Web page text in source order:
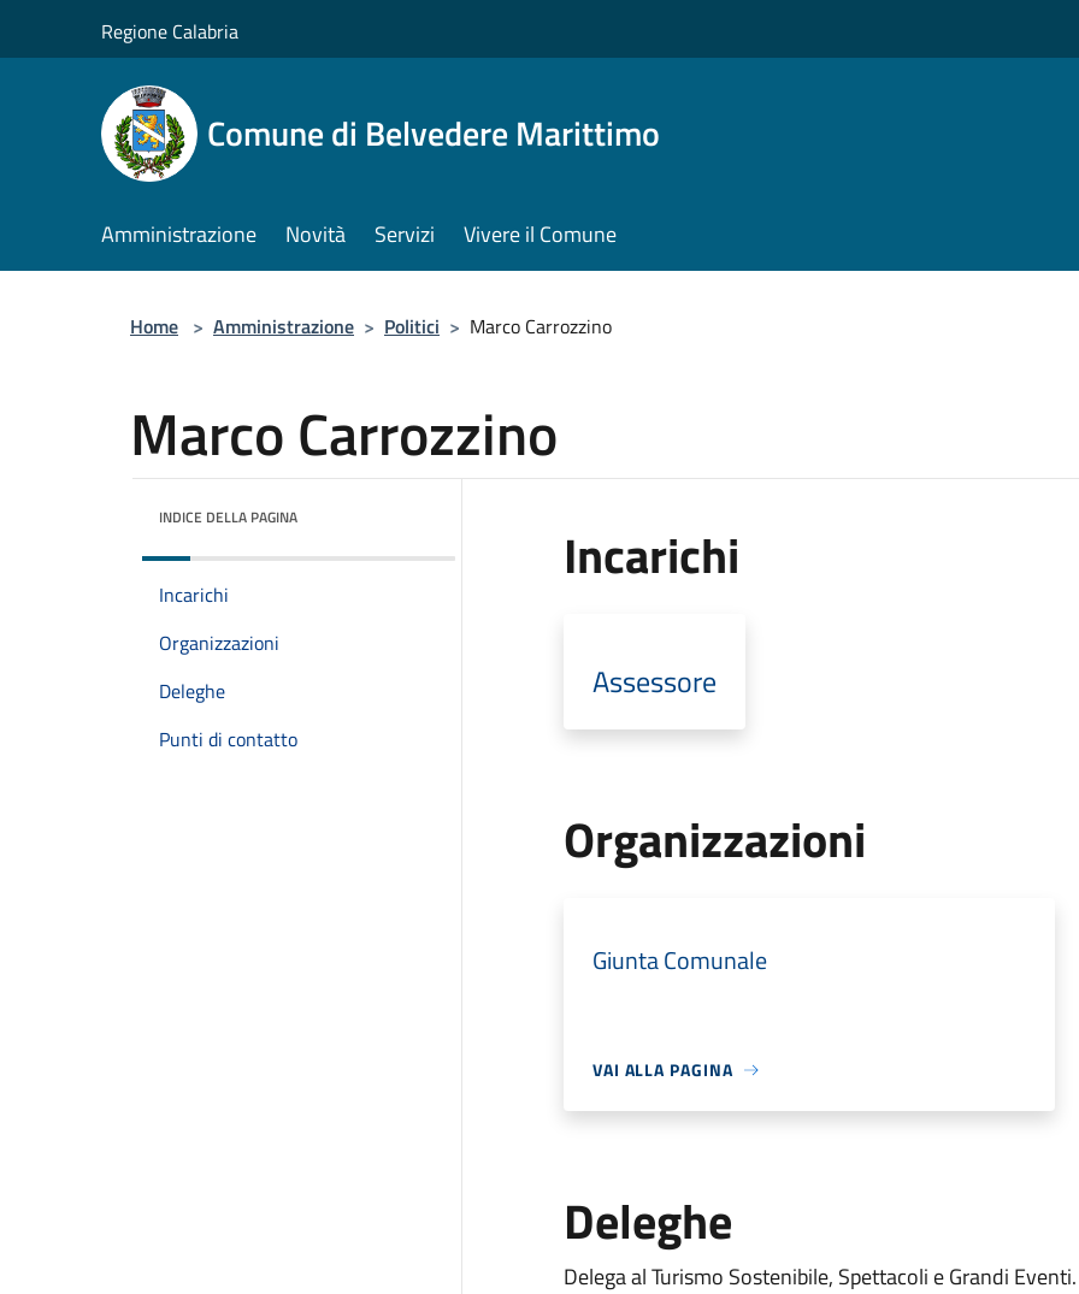
Regione Calabria
Comune di Belvedere Marittimo
Amministrazione Novità Servizi Vivere il Comune
Home > Amministrazione > Politici > Marco Carrozzino
Marco Carrozzino
INDICE DELLA PAGINA
Incarichi
Organizzazioni
Deleghe
Punti di contatto
Incarichi
Assessore
Organizzazioni
Giunta Comunale
VAI ALLA PAGINA
Deleghe
Delega al Turismo Sostenibile, Spettacoli e Grandi Eventi.